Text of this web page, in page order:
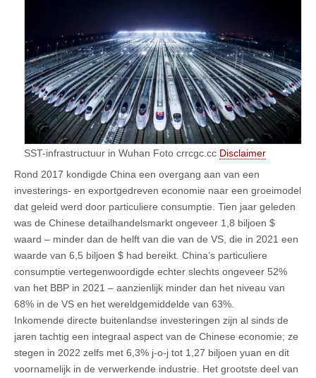
SST-infrastructuur in Wuhan Foto crrcgc.cc Disclaimer
Rond 2017 kondigde China een overgang aan van een
investerings- en exportgedreven economie naar een groeimodel
dat geleid werd door particuliere consumptie. Tien jaar geleden
was de Chinese detailhandelsmarkt ongeveer 1,8 biljoen $
waard – minder dan de helft van die van de VS, die in 2021 een
waarde van 6,5 biljoen $ had bereikt. China’s particuliere
consumptie vertegenwoordigde echter slechts ongeveer 52%
van het BBP in 2021 – aanzienlijk minder dan het niveau van
68% in de VS en het wereldgemiddelde van 63%.
Inkomende directe buitenlandse investeringen zijn al sinds de
jaren tachtig een integraal aspect van de Chinese economie; ze
stegen in 2022 zelfs met 6,3% j-o-j tot 1,27 biljoen yuan en dit
voornamelijk in de verwerkende industrie. Het grootste deel van